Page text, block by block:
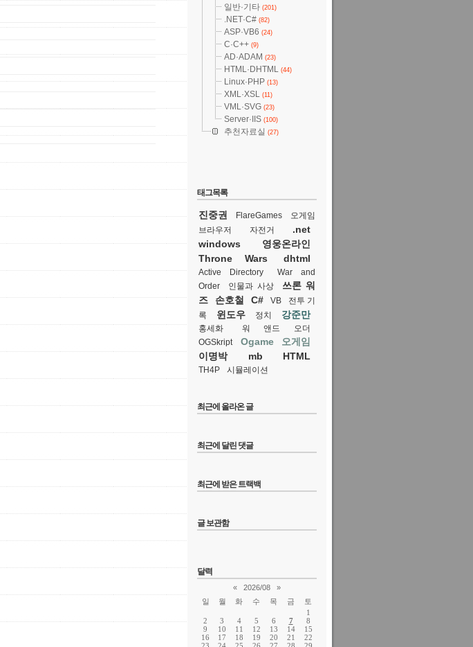
일반·기타 (201)
.NET·C# (82)
ASP·VB6 (24)
C·C++ (9)
AD·ADAM (23)
HTML·DHTML (44)
Linux·PHP (13)
XML·XSL (11)
VML·SVG (23)
Server·IIS (100)
추천자료실 (27)
태그목록
진중권 FlareGames
오게임
브라우저
자전거
.net
windows
영웅온라인
Throne Wars
dhtml
Active Directory
War and
Order
인물과 사상
쓰론 워
즈
손호철 C# VB
전투 기
록
윈도우 정치 강준만
홍세화
워 앤드 오더
OGSkript
Ogame
오게임
이명박
mb HTML
TH4P 시뮬레이션
최근에 올라온 글
최근에 달린 댓글
최근에 받은 트랙백
글 보관함
달력
« 2026/08
»
일
월 화 수 목 금
토
1
2
3 4 5 6 7
8
9
10 11 12 13 14
15
16
17 18 19 20 21
22